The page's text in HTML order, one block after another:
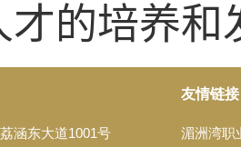
才的培养和
涵东大道1001号
友情链接
湄洲湾职